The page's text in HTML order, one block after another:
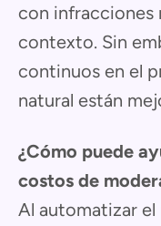
con infracciones
contexto. Sin
continuos en el
natural están
¿Cómo puede
costos de
Al automatizar